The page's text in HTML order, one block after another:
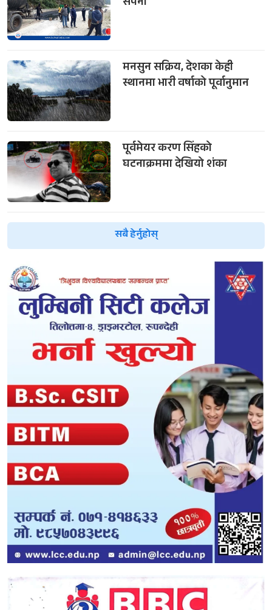
मनसुन सक्रिय, देशका केही
स्थानमा भारी वर्षाको पूर्वानुमान
पूर्वमेयर करण सिंहको
घटनाक्रममा देखियो शंका
सबै हेर्नुहोस्